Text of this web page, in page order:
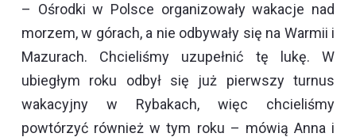
– Ośrodki w Polsce organizowały wakacje nad
morzem, w górach, a nie odbywały się na Warmii i
Mazurach. Chcieliśmy uzupełnić tę lukę. W
ubiegłym roku odbył się już pierwszy turnus
wakacyjny w Rybakach, więc chcieliśmy
powtórzyć również w tym roku – mówią Anna i